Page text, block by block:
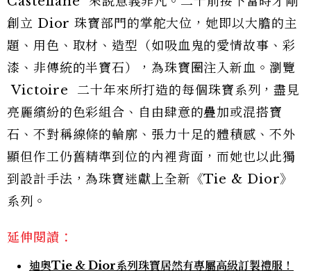
創立 Dior 珠寶部門的掌舵大位，她即以大膽的主
題、用色、取材、造型（如吸血鬼的愛情故事、彩
漆、非傳統的半寶石），為珠寶圈注入新血。瀏覽
Victoire 二十年來所打造的每個珠寶系列，盡見
亮麗繽紛的色彩組合、自由肆意的疊加或混搭寶
石、不對稱線條的輪廓、張力十足的體積感、不外
顯但作工仍舊精準到位的內裡背面，而她也以此獨
到設計手法，為珠寶迷獻上全新《Tie & Dior》
系列。
延伸閱讀：
迪奧Tie & Dior系列珠寶居然有專屬高級訂製禮服！